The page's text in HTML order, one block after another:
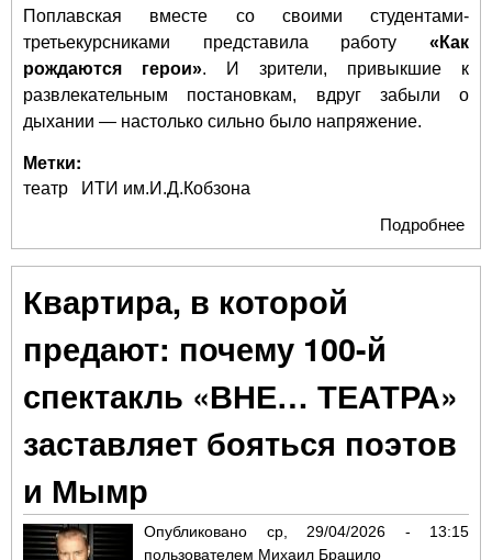
Поплавская вместе со своими студентами-
третьекурсниками представила работу «Как
рождаются герои». И зрители, привыкшие к
развлекательным постановкам, вдруг забыли о
дыхании — настолько сильно было напряжение.
Метки:
театр
ИТИ им.И.Д.Кобзона
Подробнее
Квартира, в которой
предают: почему 100-й
спектакль «ВНЕ… ТЕАТРА»
заставляет бояться поэтов
и Мымр
Опубликовано ср, 29/04/2026 - 13:15
пользователем Михаил Брацило